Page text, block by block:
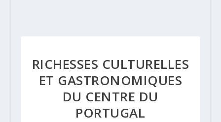
RICHESSES CULTURELLES
ET GASTRONOMIQUES
DU CENTRE DU
PORTUGAL